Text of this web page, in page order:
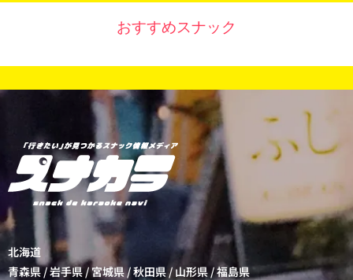
おすすめスナック
北海道
青森県/岩手県/宮城県/秋田県 / 山形県/福島県